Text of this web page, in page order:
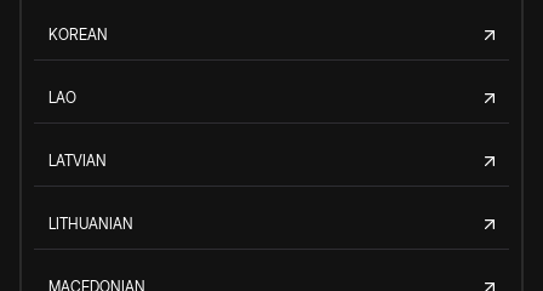
KOREAN
LAO
LATVIAN
LITHUANIAN
MACEDONIAN